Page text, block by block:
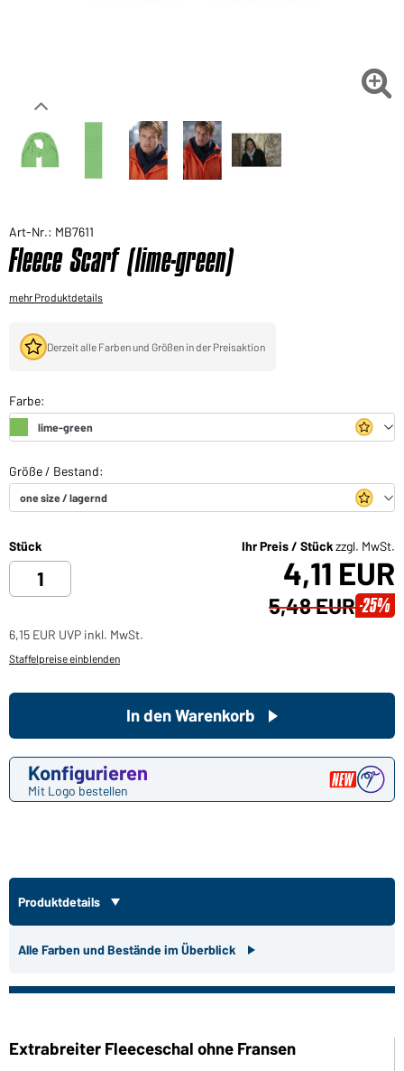

Art-Nr.: MB7611
Fleece Scarf (lime-green)
mehr Produktdetails
Derzeit alle Farben und Größen in der Preisaktion
Stück Ihr Preis / Stückzzgl. MwSt.
4,11 EUR
5,48 EUR -25%
6,15 EUR UVP inkl. MwSt.
Staffelpreise einblenden
Konfigurieren
Mit Logo bestellen
In den Warenkorb
Produktdetails
Alle Farben und Bestände im Überblick
Extrabreiter Fleeceschal ohne Fransen